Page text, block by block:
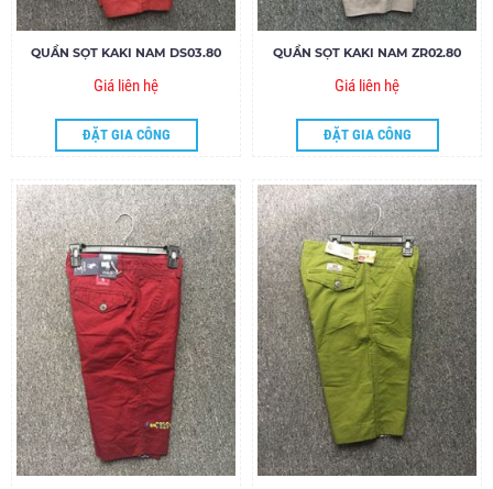
QUẦN SỌT KAKI NAM DS03.80
Giá liên hệ
ĐẶT GIA CÔNG
QUẦN SỌT KAKI NAM ZR02.80
Giá liên hệ
ĐẶT GIA CÔNG